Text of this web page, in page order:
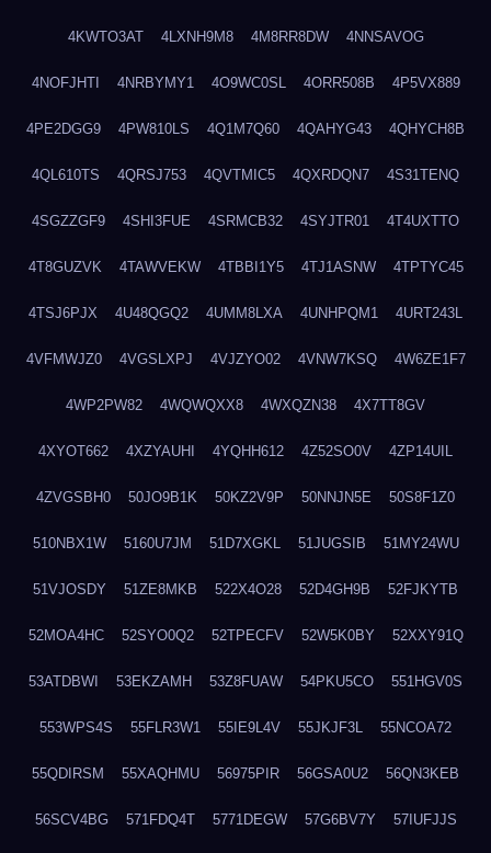
4KWTO3AT 4LXNH9M8 4M8RR8DW 4NNSAVOG
4NOFJHTI 4NRBYMY1 4O9WC0SL 4ORR508B 4P5VX889
4PE2DGG9 4PW810LS 4Q1M7Q60 4QAHYG43 4QHYCH8B
4QL610TS 4QRSJ753 4QVTMIC5 4QXRDQN7 4S31TENQ
4SGZZGF9 4SHI3FUE 4SRMCB32 4SYJTR01 4T4UXTTO
4T8GUZVK 4TAWVEKW 4TBBI1Y5 4TJ1ASNW 4TPTYC45
4TSJ6PJX 4U48QGQ2 4UMM8LXA 4UNHPQM1 4URT243L
4VFMWJZ0 4VGSLXPJ 4VJZYO02 4VNW7KSQ 4W6ZE1F7
4WP2PW82 4WQWQXX8 4WXQZN38 4X7TT8GV
4XYOT662 4XZYAUHI 4YQHH612 4Z52SO0V 4ZP14UIL
4ZVGSBH0 50JO9B1K 50KZ2V9P 50NNJN5E 50S8F1Z0
510NBX1W 5160U7JM 51D7XGKL 51JUGSIB 51MY24WU
51VJOSDY 51ZE8MKB 522X4O28 52D4GH9B 52FJKYTB
52MOA4HC 52SYO0Q2 52TPECFV 52W5K0BY 52XXY91Q
53ATDBWI 53EKZAMH 53Z8FUAW 54PKU5CO 551HGV0S
553WPS4S 55FLR3W1 55IE9L4V 55JKJF3L 55NCOA72
55QDIRSM 55XAQHMU 56975PIR 56GSA0U2 56QN3KEB
56SCV4BG 571FDQ4T 5771DEGW 57G6BV7Y 57IUFJJS